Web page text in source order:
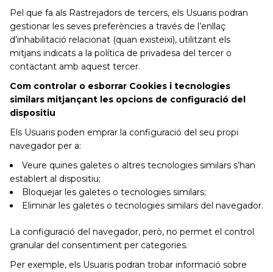
Pel que fa als Rastrejadors de tercers, els Usuaris podran
gestionar les seves preferències a través de l’enllaç
d’inhabilitació relacionat (quan existeixi), utilitzant els
mitjans indicats a la política de privadesa del tercer o
contactant amb aquest tercer.
Com controlar o esborrar Cookies i tecnologies
similars mitjançant les opcions de configuració del
dispositiu
Els Usuaris poden emprar la configuració del seu propi
navegador per a:
Veure quines galetes o altres tecnologies similars s’han
establert al dispositiu;
Bloquejar les galetes o tecnologies similars;
Eliminar les galetes o tecnologies similars del navegador.
La configuració del navegador, però, no permet el control
granular del consentiment per categories.
Per exemple, els Usuaris podran trobar informació sobre